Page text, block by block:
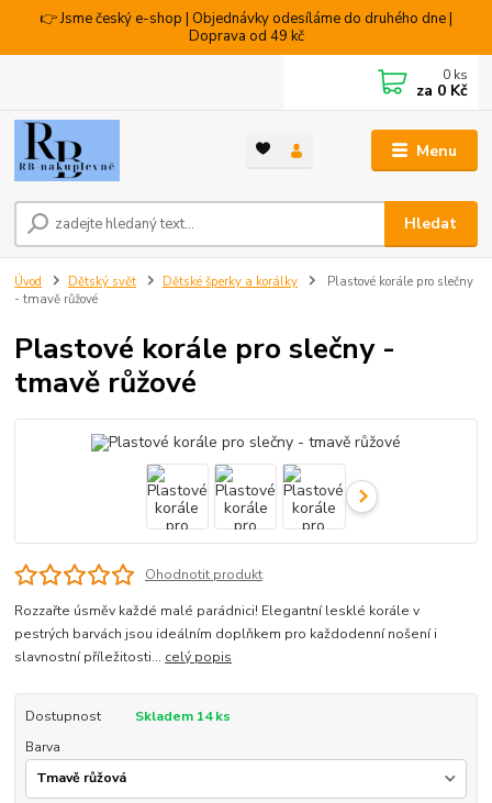
👉 Jsme český e-shop | Objednávky odesíláme do druhého dne |
Doprava od 49 kč
Menu
Hledat
0 ks
za 0 Kč
Úvod Dětský svět Dětské šperky a korálky
Plastové korále pro slečny
- tmavě růžové
Plastové korále pro slečny -
tmavě růžové
Ohodnotit produkt
Rozzařte úsměv každé malé parádnici! Elegantní lesklé korále v
pestrých barvách jsou ideálním doplňkem pro každodenní nošení i
slavnostní příležitosti... celý popis
Dostupnost
Skladem 14 ks
Barva